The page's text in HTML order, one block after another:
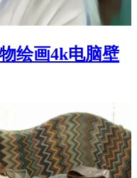
绘画4k电脑壁